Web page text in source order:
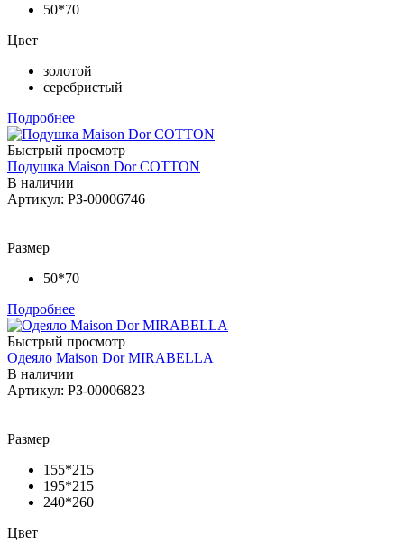
50*70
Цвет
золотой
серебристый
Подробнее
Быстрый просмотр
Подушка Maison Dor COTTON
В наличии
Артикул: РЗ-00006746
Размер
50*70
Подробнее
Быстрый просмотр
Одеяло Maison Dor MIRABELLA
В наличии
Артикул: РЗ-00006823
Размер
155*215
195*215
240*260
Цвет